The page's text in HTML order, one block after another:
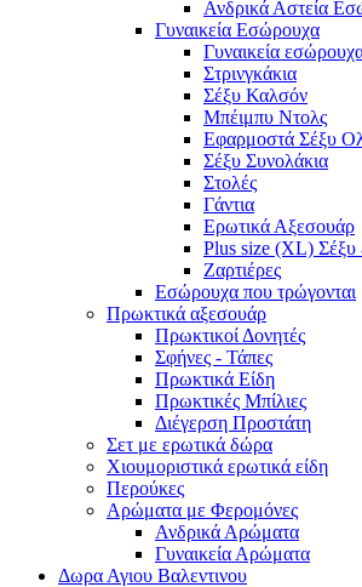
Ανδρικά Αστεία
Γυναικεία Εσώρουχα
Γυναικεία
Στρινγκάκια
Σέξυ Καλσόν
Μπέιμπυ Ντολς
Εφαρμοστά Σέξυ
Σέξυ Συνολάκια
Στολές
Γάντια
Ερωτικά Αξεσουάρ
Plus size (XL) Σέξυ
Ζαρτιέρες
Εσώρουχα που τρώγονται
Πρωκτικά αξεσουάρ
Πρωκτικοί Δονητές
Σφήνες - Τάπες
Πρωκτικά Είδη
Πρωκτικές Μπίλιες
Διέγερση Προστάτη
Σετ με ερωτικά δώρα
Χιουμοριστικά ερωτικά είδη
Περούκες
Αρώματα με Φερομόνες
Ανδρικά Αρώματα
Γυναικεία Αρώματα
Δωρα Αγιου Βαλεντινου